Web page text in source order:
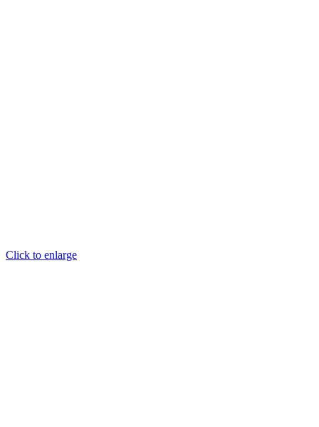
Click to enlarge